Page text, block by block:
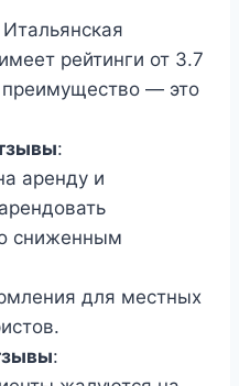
Итальянская
рейтинги от 3.7
— это
:
аренду и
сниженным
для местных
: